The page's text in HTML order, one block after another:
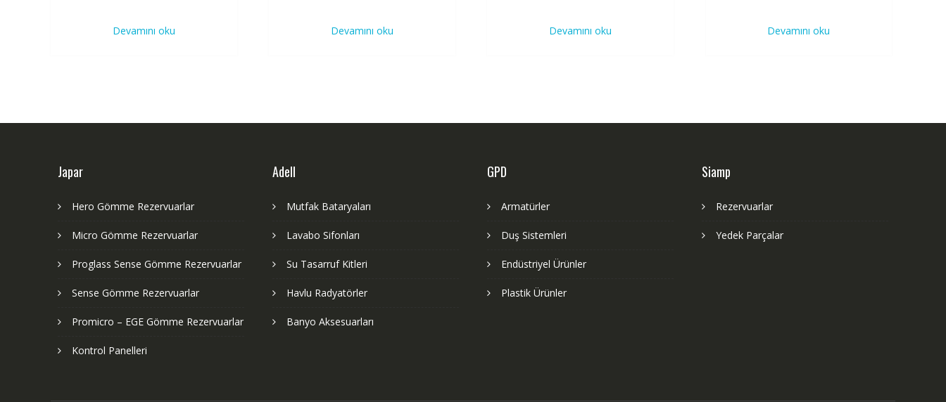
Devamını oku Devamını oku Devamını oku Devamını oku
Japar
Hero Gömme Rezervuarlar
Micro Gömme Rezervuarlar
Proglass Sense Gömme Rezervuarlar
Sense Gömme Rezervuarlar
Promicro – EGE Gömme Rezervuarlar
Kontrol Panelleri
Adell
Mutfak Bataryaları
Lavabo Sifonları
Su Tasarruf Kitleri
Havlu Radyatörler
Banyo Aksesuarları
GPD
Armatürler
Duş Sistemleri
Endüstriyel Ürünler
Plastik Ürünler
Siamp
Rezervuarlar
Yedek Parçalar